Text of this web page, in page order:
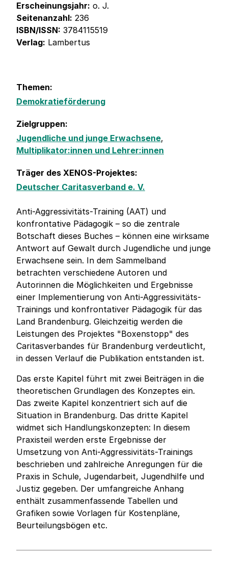
Erscheinungsjahr: o. J.
Seitenanzahl: 236
ISBN/ISSN: 3784115519
Verlag: Lambertus
Themen:
Demokratieförderung
Zielgruppen:
Jugendliche und junge Erwachsene,
Multiplikator:innen und Lehrer:innen
Träger des XENOS-Projektes:
Deutscher Caritasverband e. V.
Anti-Aggressivitäts-Training (AAT) und
konfrontative Pädagogik – so die zentrale
Botschaft dieses Buches – können eine wirksame
Antwort auf Gewalt durch Jugendliche und junge
Erwachsene sein. In dem Sammelband
betrachten verschiedene Autoren und
Autorinnen die Möglichkeiten und Ergebnisse
einer Implementierung von Anti-Aggressivitäts-
Trainings und konfrontativer Pädagogik für das
Land Brandenburg. Gleichzeitig werden die
Leistungen des Projektes "Boxenstopp" des
Caritasverbandes für Brandenburg verdeutlicht,
in dessen Verlauf die Publikation entstanden ist.
Das erste Kapitel führt mit zwei Beiträgen in die
theoretischen Grundlagen des Konzeptes ein.
Das zweite Kapitel konzentriert sich auf die
Situation in Brandenburg. Das dritte Kapitel
widmet sich Handlungskonzepten: In diesem
Praxisteil werden erste Ergebnisse der
Umsetzung von Anti-Aggressivitäts-Trainings
beschrieben und zahlreiche Anregungen für die
Praxis in Schule, Jugendarbeit, Jugendhilfe und
Justiz gegeben. Der umfangreiche Anhang
enthält zusammenfassende Tabellen und
Grafiken sowie Vorlagen für Kostenpläne,
Beurteilungsbögen etc.